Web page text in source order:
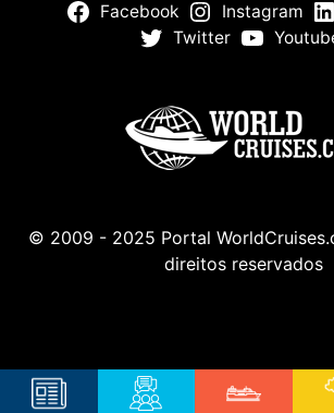
Facebook Instagram
Twitter
© 2009 - 2025 Portal
direitos reservados